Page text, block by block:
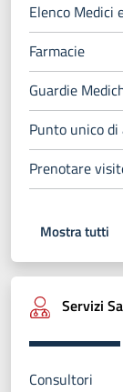
Elenco Medici
Farmacie
Guardie
Punto unico di
Prenotare
Mostra tutti
Servizi
Consultori